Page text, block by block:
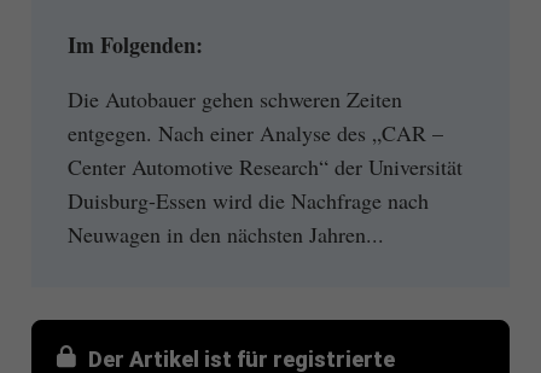
Im Folgenden:
Die Autobauer gehen schweren Zeiten
entgegen. Nach einer Analyse des „CAR –
Center Automotive Research“ der Universität
Duisburg-Essen wird die Nachfrage nach
Neuwagen in den nächsten Jahren...
Der Artikel ist für registrierte